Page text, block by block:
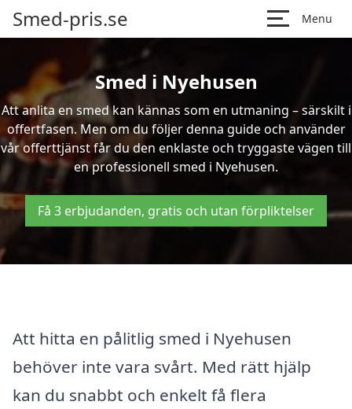
Smed-pris.se Menu
Smed i Nyehusen
Att anlita en smed kan kännas som en utmaning – särskilt i
offertfasen. Men om du följer denna guide och använder
vår offerttjänst får du den enklaste och tryggaste vägen till
en professionell smed i Nyehusen.
Få 3 erbjudanden, gratis och utan förpliktelser
Att hitta en pålitlig smed i Nyehusen
behöver inte vara svårt. Med rätt hjälp
kan du snabbt och enkelt få flera